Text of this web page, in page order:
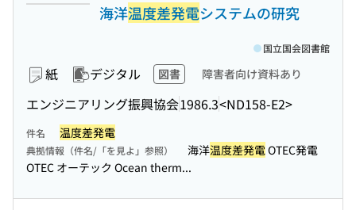
海洋温度差発電システムの研究
紙 デジタル 図書 障害者向け資料あり
エンジニアリング振興協会1986.3<ND158-E2>
国立国会図書館
件名 温度差発電
典拠情報（件名/「を見よ」参照） 海洋温度差発電OTEC発電
OTEC オーテック Ocean therm...